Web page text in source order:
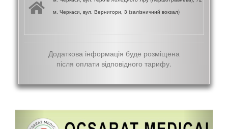
м. Черкаси, вул. Вернигори, 3 (залізничний вокзал)
Додаткова інформація буде розміщена
після оплати відповідного тарифу.